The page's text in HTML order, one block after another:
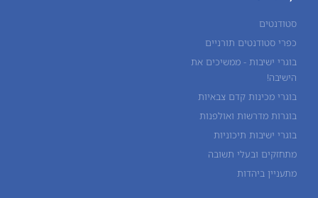
סטודנטים
כפרי סטודנטים תורניים
בוגרי ישיבות - ממשיכים את
הישיבה!
בוגרי מכינות קדם צבאיות
בוגרות מדרשות ואולפנות
בוגרי ישיבות תיכוניות
מתחזקים ובעלי תשובה
מתעניין ביהדות